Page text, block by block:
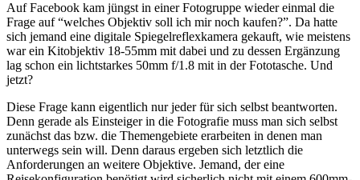
Auf Facebook kam jüngst in einer Fotogruppe wieder einmal die
Frage auf “welches Objektiv soll ich mir noch kaufen?”. Da hatte
sich jemand eine digitale Spiegelreflexkamera gekauft, wie meistens
war ein Kitobjektiv 18-55mm mit dabei und zu dessen Ergänzung
lag schon ein lichtstarkes 50mm f/1.8 mit in der Fototasche. Und
jetzt?
Diese Frage kann eigentlich nur jeder für sich selbst beantworten.
Denn gerade als Einsteiger in die Fotografie muss man sich selbst
zunächst das bzw. die Themengebiete erarbeiten in denen man
unterwegs sein will. Denn daraus ergeben sich letztlich die
Anforderungen an weitere Objektive. Jemand, der eine